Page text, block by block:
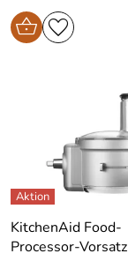
KitchenAid Food-
Processor-Vorsatz